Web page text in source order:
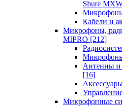
Shure
Кабели и
Микрофоны,
MIPRO [212]
Антенны и
[16]
Микрофонные